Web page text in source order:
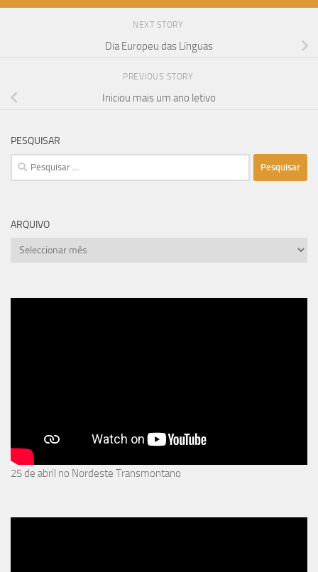
NEXT STORY
Dia Europeu das Línguas
PREVIOUS STORY
Iniciou mais um ano letivo
PESQUISAR
Pesquisar
por:
ARQUIVO
arquivo
25 de abril no Nordeste Transmontano